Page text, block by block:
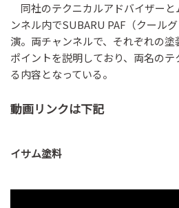
同社のテクニカルアドバイザーと
ンネル内でSUBARU PAF（クール
演。両チャンネルで、それぞれの
ポイントを説明しており、両名の
る内容となっている。
動画リンクは下記
イサム塗料